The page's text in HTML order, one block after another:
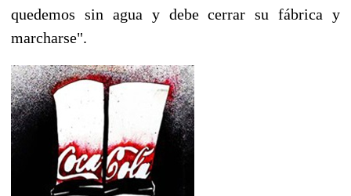
quedemos sin agua y debe cerrar su fábrica y
marcharse".